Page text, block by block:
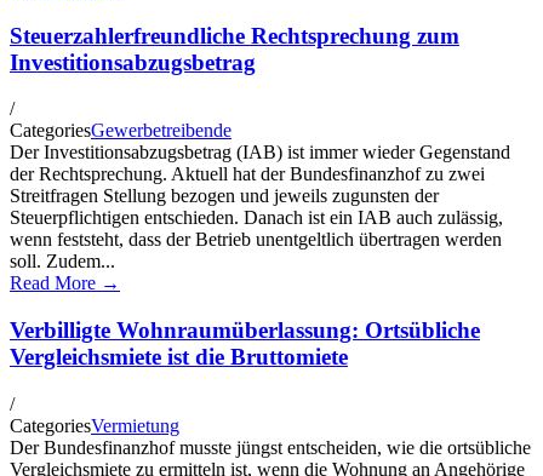
Steuerzahlerfreundliche Rechtsprechung zum
Investitionsabzugsbetrag
/
CategoriesGewerbetreibende
Der Investitionsabzugsbetrag (IAB) ist immer wieder Gegenstand
der Rechtsprechung. Aktuell hat der Bundesfinanzhof zu zwei
Streitfragen Stellung bezogen und jeweils zugunsten der
Steuerpflichtigen entschieden. Danach ist ein IAB auch zulässig,
wenn feststeht, dass der Betrieb unentgeltlich übertragen werden
soll. Zudem...
Read More →
Verbilligte Wohnraumüberlassung: Ortsübliche
Vergleichsmiete ist die Bruttomiete
/
CategoriesVermietung
Der Bundesfinanzhof musste jüngst entscheiden, wie die ortsübliche
Vergleichsmiete zu ermitteln ist, wenn die Wohnung an Angehörige